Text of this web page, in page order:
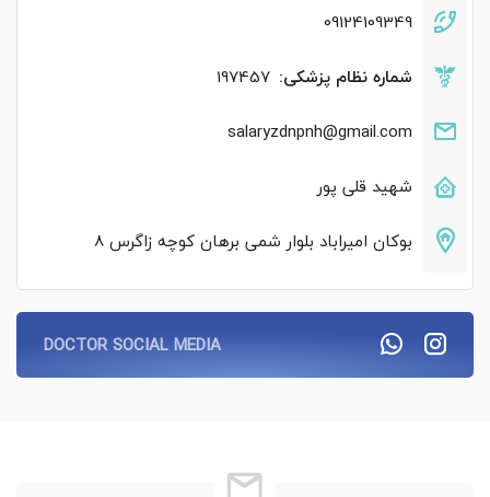
09124109349
شماره نظام پزشکی: 197457
salaryzdnpnh@gmail.com
شهید قلی پور‌
بوکان امیراباد بلوار شمی برهان کوچه زاگرس 8
DOCTOR SOCIAL MEDIA